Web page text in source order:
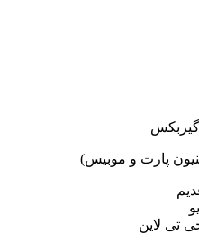
پارت و موبیس)
تی لاین